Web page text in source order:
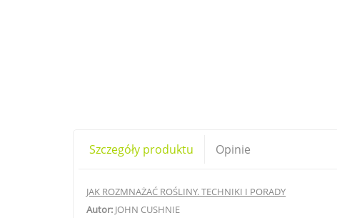
Szczegóły produktu Opinie
JAK ROZMNAŻAĆ ROŚLINY. TECHNIKI I PORADY
Autor: JOHN CUSHNIE